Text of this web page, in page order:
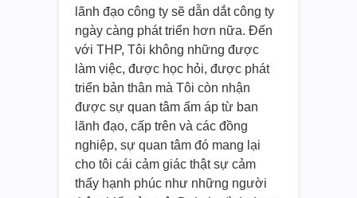
lãnh đạo công ty sẽ dẫn dắt công ty
ngày càng phát triển hơn nữa. Đến
với THP, Tôi không những được
làm việc, được học hỏi, được phát
triển bản thân mà Tôi còn nhận
được sự quan tâm ấm áp từ ban
lãnh đạo, cấp trên và các đồng
nghiệp, sự quan tâm đó mang lại
cho tôi cái cảm giác thật sự cảm
thấy hạnh phúc như những người